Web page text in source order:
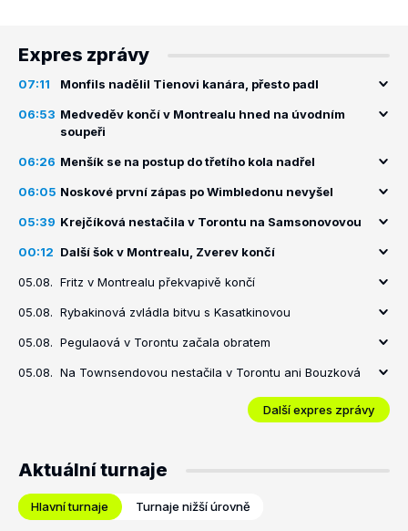
Expres zprávy
07:11 Monfils nadělil Tienovi kanára, přesto padl
06:53 Medveděv končí v Montrealu hned na úvodním
soupeři
06:26 Menšík se na postup do třetího kola nadřel
06:05 Noskové první zápas po Wimbledonu nevyšel
05:39 Krejčíková nestačila v Torontu na Samsonovovou
00:12 Další šok v Montrealu, Zverev končí
05.08. Fritz v Montrealu překvapivě končí
05.08. Rybakinová zvládla bitvu s Kasatkinovou
05.08. Pegulaová v Torontu začala obratem
05.08. Na Townsendovou nestačila v Torontu ani Bouzková
Další expres zprávy
Aktuální turnaje
Hlavní turnaje Turnaje nižší úrovně